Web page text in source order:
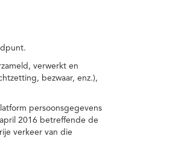
verwerkt en
bezwaar, enz.),
persoonsgegevens
2016 betreffende de
verkeer van die